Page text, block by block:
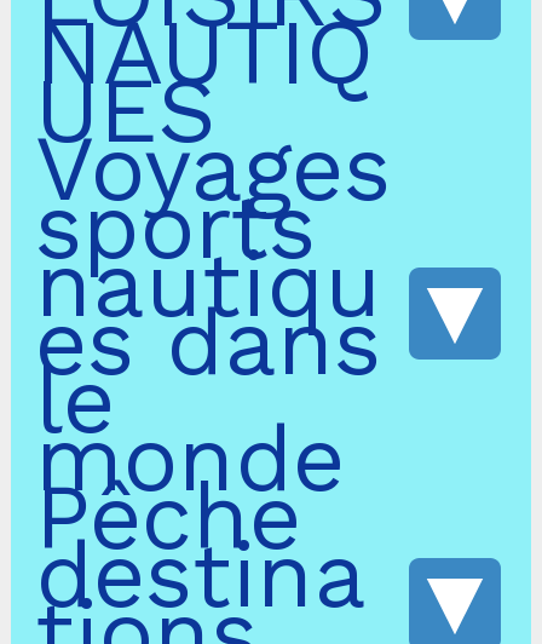
commerciale
Aqualimba.
NAUTIQ
UES
Voyages
sports
nautiqu
es dans
le
monde
Pêche
destina